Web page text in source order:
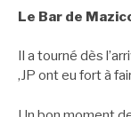
Le Bar de
Il a tourné dès
,JP ont eu fort à